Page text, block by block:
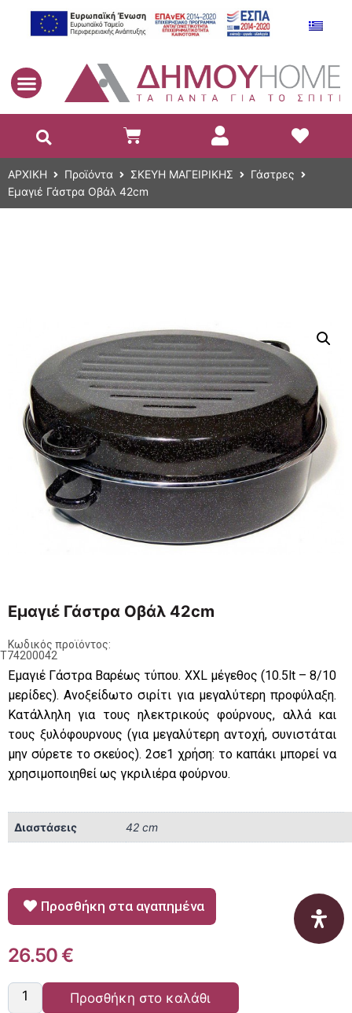
ΑΡΧΙΚΗ Προϊόντα ΣΚΕΥΗ ΜΑΓΕΙΡΙΚΗΣ
Γάστρες
Εμαγιέ Γάστρα Οβάλ 42cm
Εμαγιέ Γάστρα Οβάλ 42cm
Κωδικός προϊόντος:
Εμαγιέ Γάστρα Βαρέως τύπου. XXL μέγεθος (10.5lt – 8/10
μερίδες). Ανοξείδωτο σιρίτι για μεγαλύτερη προφύλαξη.
Κατάλληλη για τους ηλεκτρικούς φούρνους, αλλά και
τους ξυλόφουρνους (για μεγαλύτερη αντοχή, συνιστάται
μην σύρετε το σκεύος). 2σε1 χρήση: το καπάκι μπορεί να
χρησιμοποιηθεί ως γκριλιέρα φούρνου.
Διαστάσεις 42 cm
Προσθήκη στα αγαπημένα
26.50€
Προσθήκη στο καλάθι